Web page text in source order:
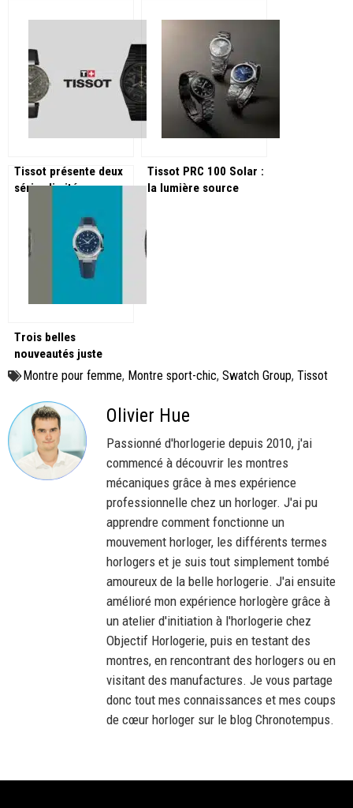
Tissot présente deux
séries limitées
Tissot PRC 100 Solar :
la lumière source
Trois belles
nouveautés juste
avant Watches and
Wonders 2025
Montre pour femme, Montre sport-chic, Swatch Group, Tissot
Olivier Hue
Passionné d'horlogerie depuis 2010, j'ai
commencé à découvrir les montres
mécaniques grâce à mes expérience
professionnelle chez un horloger. J'ai pu
apprendre comment fonctionne un
mouvement horloger, les différents termes
horlogers et je suis tout simplement tombé
amoureux de la belle horlogerie. J'ai ensuite
amélioré mon expérience horlogère grâce à
un atelier d'initiation à l'horlogerie chez
Objectif Horlogerie, puis en testant des
montres, en rencontrant des horlogers ou en
visitant des manufactures. Je vous partage
donc tout mes connaissances et mes coups
de cœur horloger sur le blog Chronotempus.